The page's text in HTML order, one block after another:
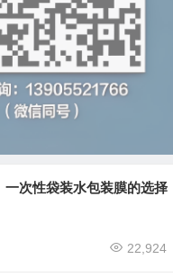
一次性袋装水包装膜的选择
22,924